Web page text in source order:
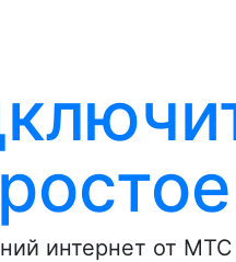
интернет от